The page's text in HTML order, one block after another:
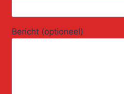
Bericht (optioneel)